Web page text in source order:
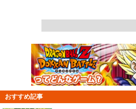
おすすめ記事